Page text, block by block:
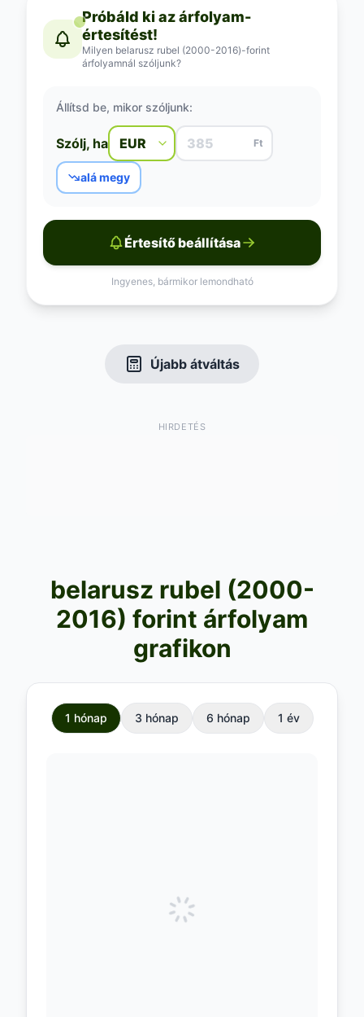
Próbáld ki az árfolyam-
értesítést!
Milyen belarusz rubel (2000-2016)-forint
árfolyamnál szóljunk?
Állítsd be, mikor szóljunk:
Szólj, ha Ft
alá megy
Értesítő beállítása
Ingyenes, bármikor lemondható
Újabb átváltás
HIRDETÉS
belarusz rubel (2000-
2016) forint árfolyam
grafikon
1 hónap 3 hónap 6 hónap 1 év